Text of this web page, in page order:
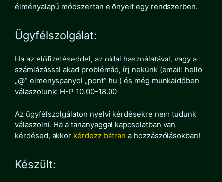
élményalapú módszertan előnyeit egy rendszerben.
Ügyfélszolgálat:
Ha az előfizetéseddel, az oldal használatával, vagy a
számlázással akad problémád, írj nekünk (email: hello
„@” elmenyspanyol „pont” hu ) és még munkaidőben
válaszolunk: H-P 10.00-18.00
Az ügyfélszolgálaton nyelvi kérdésekre nem tudunk
válaszolni. Ha a tananyaggal kapcsolatban van
kérdésed, akkor kérdezz bátran a hozzászólásokban!
Készült: